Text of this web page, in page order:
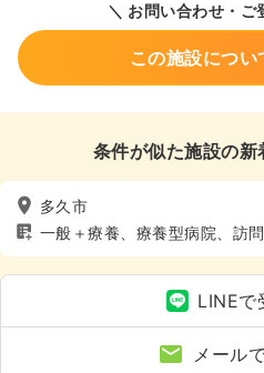
＼ お問い合わせ・ご
この施設につ
条件が似た施設の新
多久市
一般＋療養、療養型病院、訪
LINEで
メール